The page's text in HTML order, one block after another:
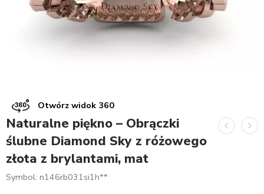
Otwórz widok 360
Naturalne piękno – Obrączki
ślubne Diamond Sky z różowego
złota z brylantami, mat
Symbol: n146rb031si1h**